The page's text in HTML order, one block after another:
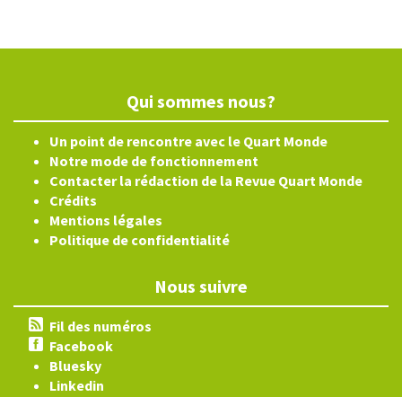
Qui sommes nous?
Un point de rencontre avec le Quart Monde
Notre mode de fonctionnement
Contacter la rédaction de la Revue Quart Monde
Crédits
Mentions légales
Politique de confidentialité
Nous suivre
Fil des numéros
Facebook
Bluesky
Linkedin